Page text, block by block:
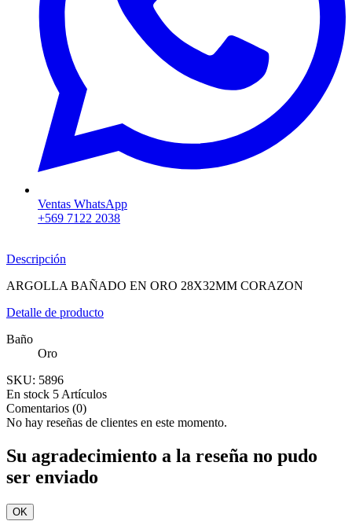
Ventas WhatsApp
+569 7122 2038
Descripción
ARGOLLA BAÑADO EN ORO 28X32MM CORAZON
Detalle de producto
Baño
Oro
SKU: 5896
En stock 5 Artículos
Comentarios (0)
No hay reseñas de clientes en este momento.
Su agradecimiento a la reseña no pudo
ser enviado
OK